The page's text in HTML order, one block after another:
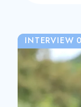
INTERVIEW